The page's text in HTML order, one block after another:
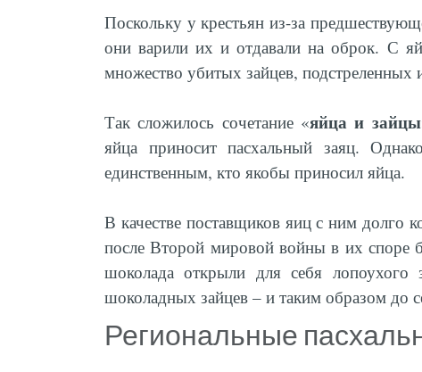
Поскольку у крестьян из-за
они варили их и отдавали на оброк. С
множество убитых зайцев, подстреленных
Так сложилось сочетание «яйца и зайцы
яйца приносит пасхальный заяц.
единственным, кто якобы приносил яйца.
В качестве поставщиков яиц с ним долго
после Второй мировой войны в их споре
шоколада открыли для себя лопоухого
шоколадных зайцев – и таким образом до
Региональные